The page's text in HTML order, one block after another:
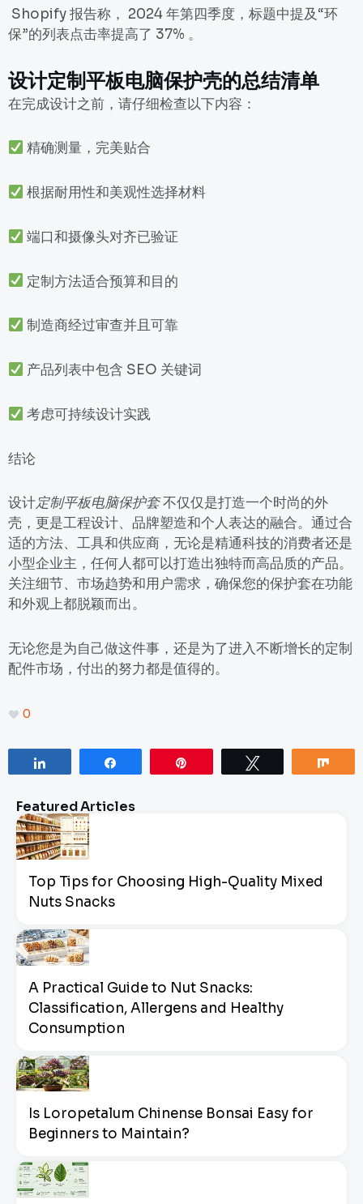
Shopify 报告称， 2024 年第四季度， 标题中提及“环
保”的列表点击率提高了 37% 。
设计定制平板电脑保护壳的总结清单
在完成设计之前，请仔细检查以下内容：
精确测量，完美贴合
根据耐用性和美观性选择材料
端口和摄像头对齐已验证
定制方法适合预算和目的
制造商经过审查并且可靠
产品列表中包含 SEO 关键词
考虑可持续设计实践
结论
设计定制平板电脑保护套不仅仅是打造一个时尚的外
壳，更是工程设计、品牌塑造和个人表达的融合。通过合
适的方法、工具和供应商，无论是精通科技的消费者还是
小型企业主，任何人都可以打造出独特而高品质的产品。
关注细节、市场趋势和用户需求，确保您的保护套在功能
和外观上都脱颖而出。
无论您是为自己做这件事，还是为了进入不断增长的定制
配件市场，付出的努力都是值得的。
0
Featured Articles
Top Tips for Choosing High-Quality Mixed
Nuts Snacks
A Practical Guide to Nut Snacks:
Classification, Allergens and Healthy
Consumption
Is Loropetalum Chinense Bonsai Easy for
Beginners to Maintain?